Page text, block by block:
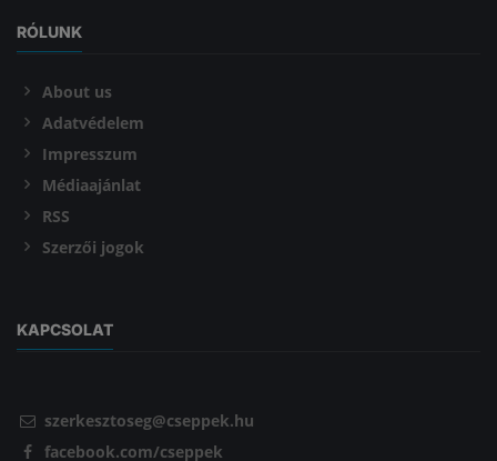
RÓLUNK
About us
Adatvédelem
Impresszum
Médiaajánlat
RSS
Szerzői jogok
KAPCSOLAT
szerkesztoseg@cseppek.hu
facebook.com/cseppek